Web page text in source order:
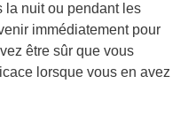
la nuit ou pendant les
immédiatement pour
être sûr que vous
lorsque vous en avez